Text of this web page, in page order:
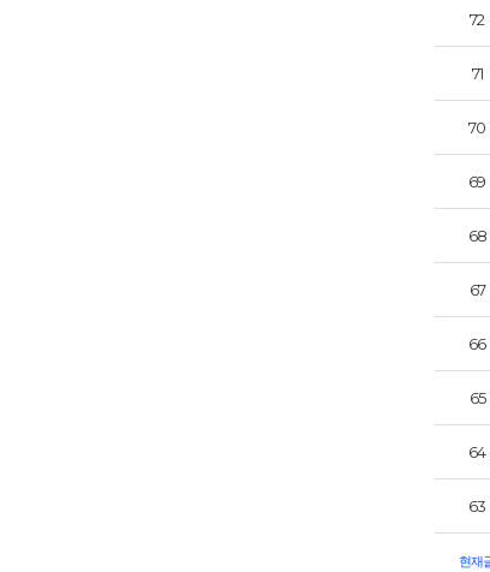
72
71
70
69
68
67
66
65
64
63
현재